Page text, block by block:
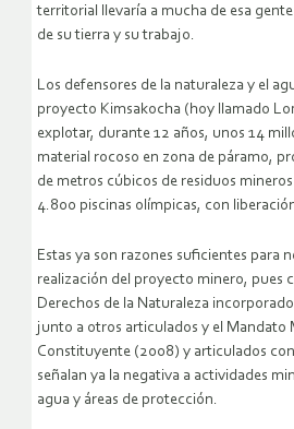
territorial llevaría a mucha de esa
de su tierra y su trabajo.
Los defensores de la naturaleza y el
proyecto Kimsakocha (hoy llamado
explotar, durante 12 años, unos 14
material rocoso en zona de páramo,
de metros cúbicos de residuos
4.800 piscinas olímpicas, con
Estas ya son razones suficientes para
realización del proyecto minero, pues
Derechos de la Naturaleza
junto a otros articulados y el Mandato
Constituyente (2008) y articulados
señalan ya la negativa a actividades
agua y áreas de protección.